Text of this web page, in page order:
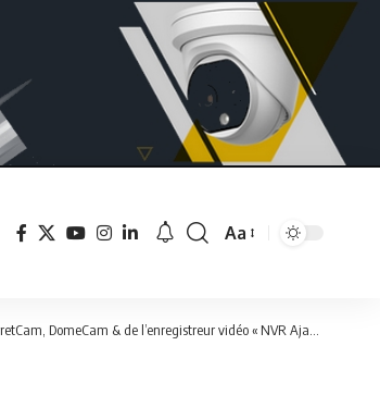
Font
Aa
DomeCam & de l’enregistreur vidéo « NVR Ajax »